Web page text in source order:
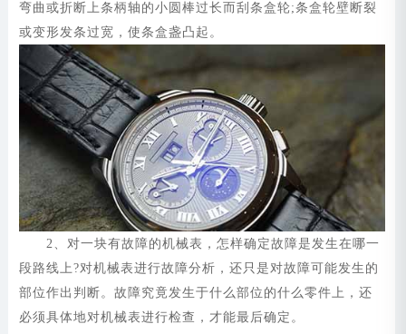
弯曲或折断上条柄轴的小圆棒过长而刮条盒轮;条盒轮壁断裂
或变形发条过宽，使条盒盏凸起。
2、对一块有故障的机械表，怎样确定故障是发生在哪一
段路线上?对机械表进行故障分析，还只是对故障可能发生的
部位作出判断。故障究竟发生于什么部位的什么零件上，还
必须具体地对机械表进行检查，才能最后确定。